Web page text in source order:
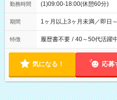
勤務時間 (1)09:00-18:00(休憩60分)
期間 1ヶ月以上3ヶ月未満／即日
特徴 履歴書不要 / 40～50代活躍
気になる！ 応募